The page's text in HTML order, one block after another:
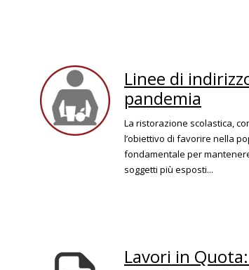
Linee di
pandemia
La ristorazione scolastica,
l’obiettivo di favorire nella
fondamentale per
soggetti più esposti...
Lavori in